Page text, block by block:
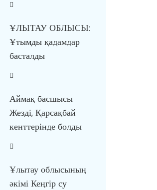
ҰЛЫТАУ ОБЛЫСЫ:
Ұтымды қадамдар
басталды
Аймақ басшысы
Жезді, Қарсақбай
кенттерінде болды
Ұлытау облысының
әкімі Кеңгір су